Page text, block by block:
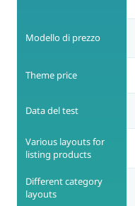
Modello di prezzo
Theme price
Data del test
Various layouts for
listing products
Different category
layouts